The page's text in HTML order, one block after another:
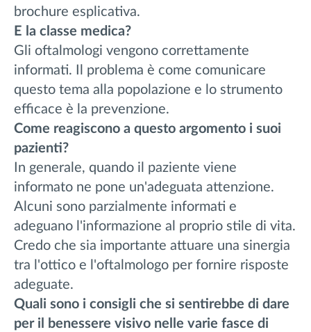
brochure esplicativa.
E la classe medica?
Gli oftalmologi vengono correttamente
informati. Il problema è come comunicare
questo tema alla popolazione e lo strumento
efficace è la prevenzione.
Come reagiscono a questo argomento i suoi
pazienti?
In generale, quando il paziente viene
informato ne pone un'adeguata attenzione.
Alcuni sono parzialmente informati e
adeguano l'informazione al proprio stile di vita.
Credo che sia importante attuare una sinergia
tra l'ottico e l'oftalmologo per fornire risposte
adeguate.
Quali sono i consigli che si sentirebbe di dare
per il benessere visivo nelle varie fasce di